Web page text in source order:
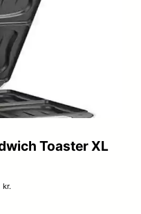
Toaster XL
kr.